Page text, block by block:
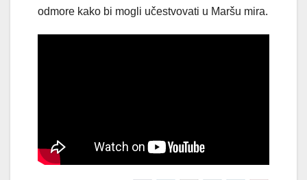
odmore kako bi mogli učestvovati u Maršu mira.